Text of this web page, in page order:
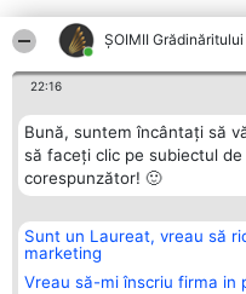
ȘOIMII Grădinăritului
22:16
Bună, suntem încântați să
să faceți clic pe subiectul
corespunzător! 🙂
Sunt un Laureat, vreau să
marketing
Vreau să-mi înscriu firma in
Organizator Ranking
BRIGHT SOLUTIONS BR SRL
Aleea Timisul De Sus 2 Bl. A30